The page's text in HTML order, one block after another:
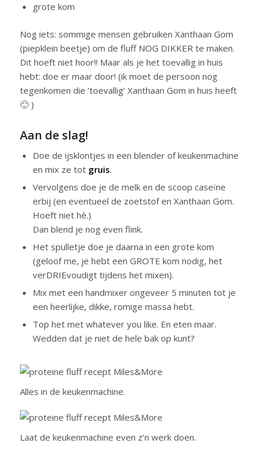
grote kom
Nog iets: sommige mensen gebruiken Xanthaan Gom
(piepklein beetje) om de fluff NOG DIKKER te maken.
Dit hoeft niet hoor!! Maar als je het toevallig in huis
hebt: doe er maar door! (ik moet de persoon nog
tegenkomen die ’toevallig’ Xanthaan Gom in huis heeft
🙂 )
Aan de slag!
Doe de ijsklontjes in een blender of keukenmachine
en mix ze tot gruis.
Vervolgens doe je de melk en de scoop caseïne
erbij (en eventueel de zoetstof en Xanthaan Gom.
Hoeft niet hè.)
Dan blend je nog even flink.
Het spulletje doe je daarna in een grote kom
(geloof me, je hebt een GROTE kom nodig, het
verDRIEvoudigt tijdens het mixen).
Mix met een handmixer ongeveer 5 minuten tot je
een heerlijke, dikke, romige massa hebt.
Top het met whatever you like. En eten maar.
Wedden dat je niet de hele bak op kunt?
Alles in de keukenmachine.
Laat de keukenmachine even z’n werk doen.